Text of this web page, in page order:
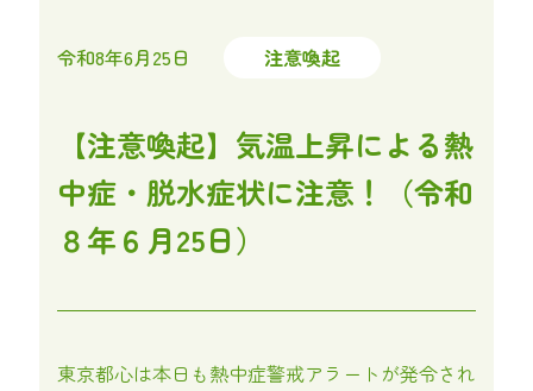
令和8年6月25日 注意喚起
【注意喚起】気温上昇による熱
中症・脱水症状に注意！（令和
８年６月25日）
東京都心は本日も熱中症警戒アラートが発令され